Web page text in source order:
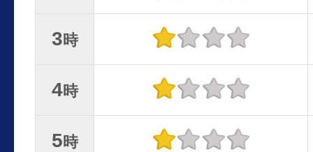
3時
4時
5時